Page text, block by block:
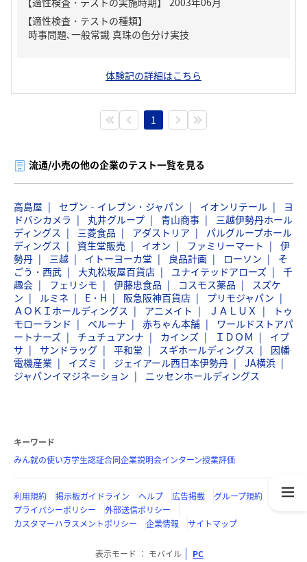
【適性検査・テストの種類】
時事問題､一般常識 真珠の色分け実技
体験記の詳細はこちら
1
流通/小売の他の企業のテスト一覧を見る
高島屋 セブン‐イレブン・ジャパン イオンリテール
ヨ
ドバシカメラ
丸井グループ 青山商事
三越伊勢丹ホール
ディングス
三菱食品 アダストリア
パルグループホール
ディングス
資生堂販売 イオン ファミリーマート
伊
勢丹
三越 イトーヨーカ堂 良品計画 ローソン
そ
ごう・西武
大丸松坂屋百貨店 ユナイテッドアローズ
千
趣会
フェリシモ 伊藤忠食品 コスモス薬品
スズケ
ン
ルミネ E・H 阪急阪神百貨店
プリモジャパン
ＡＯＫＩホールディングス
アニメイト ＪＡＬＵＸ
トゥ
モローランド
ベルーナ 赤ちゃん本舗
ワールドストアパ
ートナーズ
チュチュアンナ カインズ ＩＤＯＭ
イプ
サ
サンドラッグ 平和堂 スギホールディングス
因幡
電機産業
イズミ ジェイアール西日本伊勢丹
JA横浜
ジャパンイマジネーション
ニッセンホールディングス
キーワード
みん就の使い方学生認証合同企業説明会インターン授業評価
利用規約 掲示板ガイドライン ヘルプ 広告掲載
グループ規約
プライバシーポリシー
外部送信ポリシー
カスタマーハラスメントポリシー
企業情報 サイトマップ
表示モード モバイル PC